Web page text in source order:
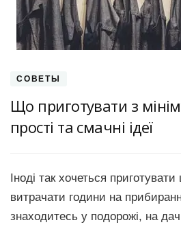
СОВЕТЫ
Що приготувати з
прості та смачні ідеї
Іноді так хочеться
витрачати години на
знаходитесь у подорожі, на